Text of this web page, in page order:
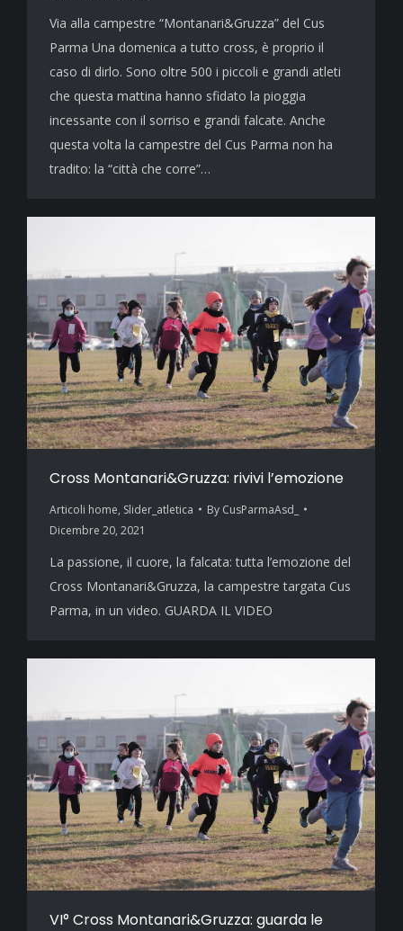
Via alla campestre “Montanari&Gruzza” del Cus
Parma Una domenica a tutto cross, è proprio il
caso di dirlo. Sono oltre 500 i piccoli e grandi atleti
che questa mattina hanno sfidato la pioggia
incessante con il sorriso e grandi falcate. Anche
questa volta la campestre del Cus Parma non ha
tradito: la “città che corre”…
Cross Montanari&Gruzza: rivivi l’emozione
Articoli home, Slider_atletica By CusParmaAsd_
Dicembre 20, 2021
La passione, il cuore, la falcata: tutta l’emozione del
Cross Montanari&Gruzza, la campestre targata Cus
Parma, in un video. GUARDA IL VIDEO
VI° Cross Montanari&Gruzza: guarda le